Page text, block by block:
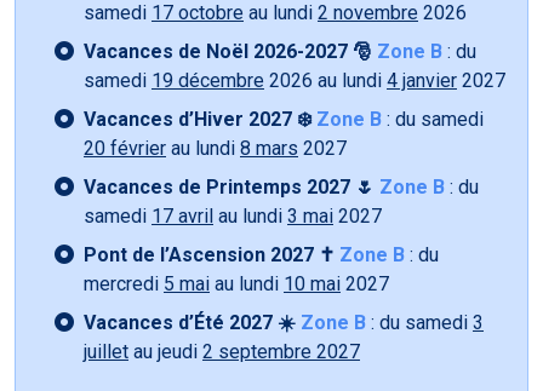
samedi 17 octobre au lundi 2 novembre 2026
Vacances de Noël 2026-2027 🎅 Zone B : du
samedi 19 décembre 2026 au lundi 4 janvier 2027
Vacances d’Hiver 2027 ❄️ Zone B : du samedi
20 février au lundi 8 mars 2027
Vacances de Printemps 2027 🌷 Zone B : du
samedi 17 avril au lundi 3 mai 2027
Pont de l’Ascension 2027 ✝️ Zone B : du
mercredi 5 mai au lundi 10 mai 2027
Vacances d’Été 2027 ☀️ Zone B : du samedi 3
juillet au jeudi 2 septembre 2027